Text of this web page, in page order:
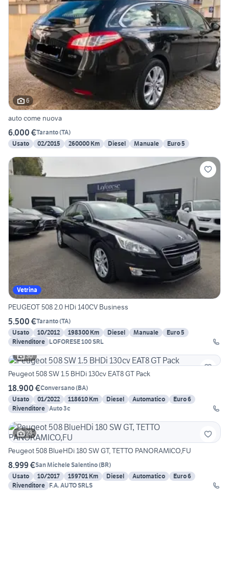
6
auto come nuova
6.000 €Taranto(TA)
Usato
02/2015 260000 Km Diesel Manuale Euro 5
Vetrina
PEUGEOT 508 2.0 HDi 140CV Business
5.500 €Taranto(TA)
Usato
10/2012 198300 Km Diesel Manuale
Euro 5
Rivenditore LOFORESE 100 SRL
30
Peugeot 508 SW 1.5 BHDi 130cv EAT8 GT Pack
18.900 €Conversano(BA)
Usato
01/2022 118610 Km Diesel Automatico
Euro 6
Rivenditore Auto 3c
23
Peugeot 508 BlueHDi 180 SW GT, TETTO PANORAMICO,FU
8.999 €San Michele Salentino(BR)
Usato
10/2017 159701 Km Diesel Automatico
Euro 6
Rivenditore F.A. AUTO SRLS